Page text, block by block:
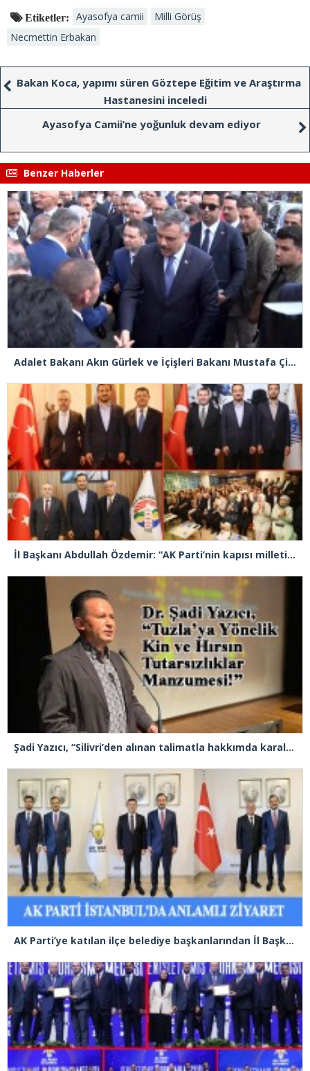
Etiketler: Ayasofya camii
Milli Görüş
Necmettin Erbakan
Bakan Koca, yapımı süren Göztepe Eğitim ve Araştırma
Hastanesini inceledi
Ayasofya Camii’ne yoğunluk devam ediyor
Benzer Haberler
Adalet Bakanı Akın Gürlek ve İçişleri Bakanı Mustafa Çiftçi Esenyurt’ta
İl Başkanı Abdullah Özdemir: “AK Parti’nin kapısı milletine hizmet etmek isteyen herkese açıktır”
Şadi Yazıcı, “Silivri’den alınan talimatla hakkımda karalama kampanyası yürütülüyor”
AK Parti’ye katılan ilçe belediye başkanlarından İl Başkanı Özdemir’e ziyaret